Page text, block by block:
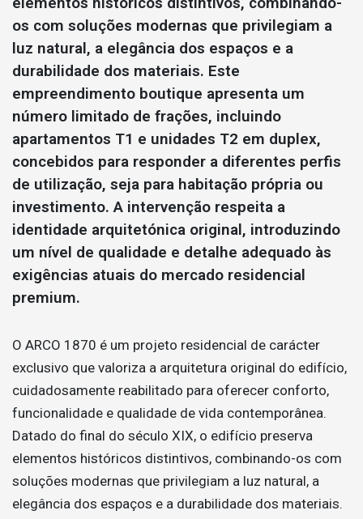
os com soluções modernas que privilegiam a
luz natural, a elegância dos espaços e a
durabilidade dos materiais. Este
empreendimento boutique apresenta um
número limitado de frações, incluindo
apartamentos T1 e unidades T2 em duplex,
concebidos para responder a diferentes perfis
de utilização, seja para habitação própria ou
investimento. A intervenção respeita a
identidade arquitetónica original, introduzindo
um nível de qualidade e detalhe adequado às
exigências atuais do mercado residencial
premium.
O ARCO 1870 é um projeto residencial de carácter
exclusivo que valoriza a arquitetura original do edifício,
cuidadosamente reabilitado para oferecer conforto,
funcionalidade e qualidade de vida contemporânea.
Datado do final do século XIX, o edifício preserva
elementos históricos distintivos, combinando-os com
soluções modernas que privilegiam a luz natural, a
elegância dos espaços e a durabilidade dos materiais.